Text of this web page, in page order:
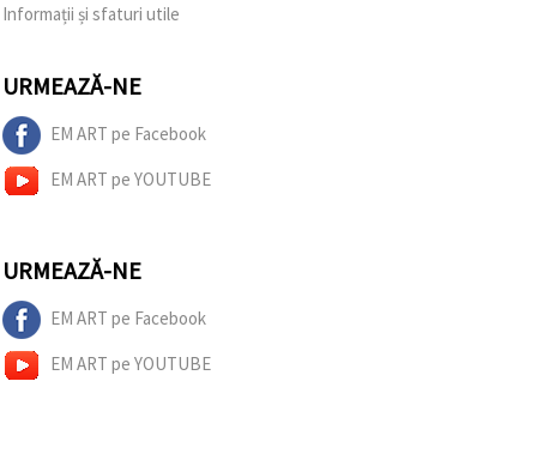
Informații și sfaturi utile
URMEAZĂ-NE
EM ART pe Facebook
EM ART pe YOUTUBE
URMEAZĂ-NE
EM ART pe Facebook
EM ART pe YOUTUBE